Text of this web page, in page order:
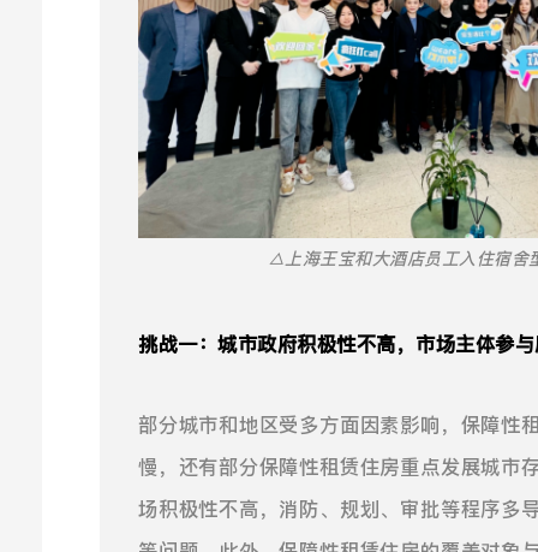
△上海王宝和大酒店员工入住宿舍
挑战一：城市政府积极性不高，市场主体参
部分城市和地区受多方面因素影响，保障性
慢，还有部分保障性租赁住房重点发展城市
场积极性不高，消防、规划、审批等程序多